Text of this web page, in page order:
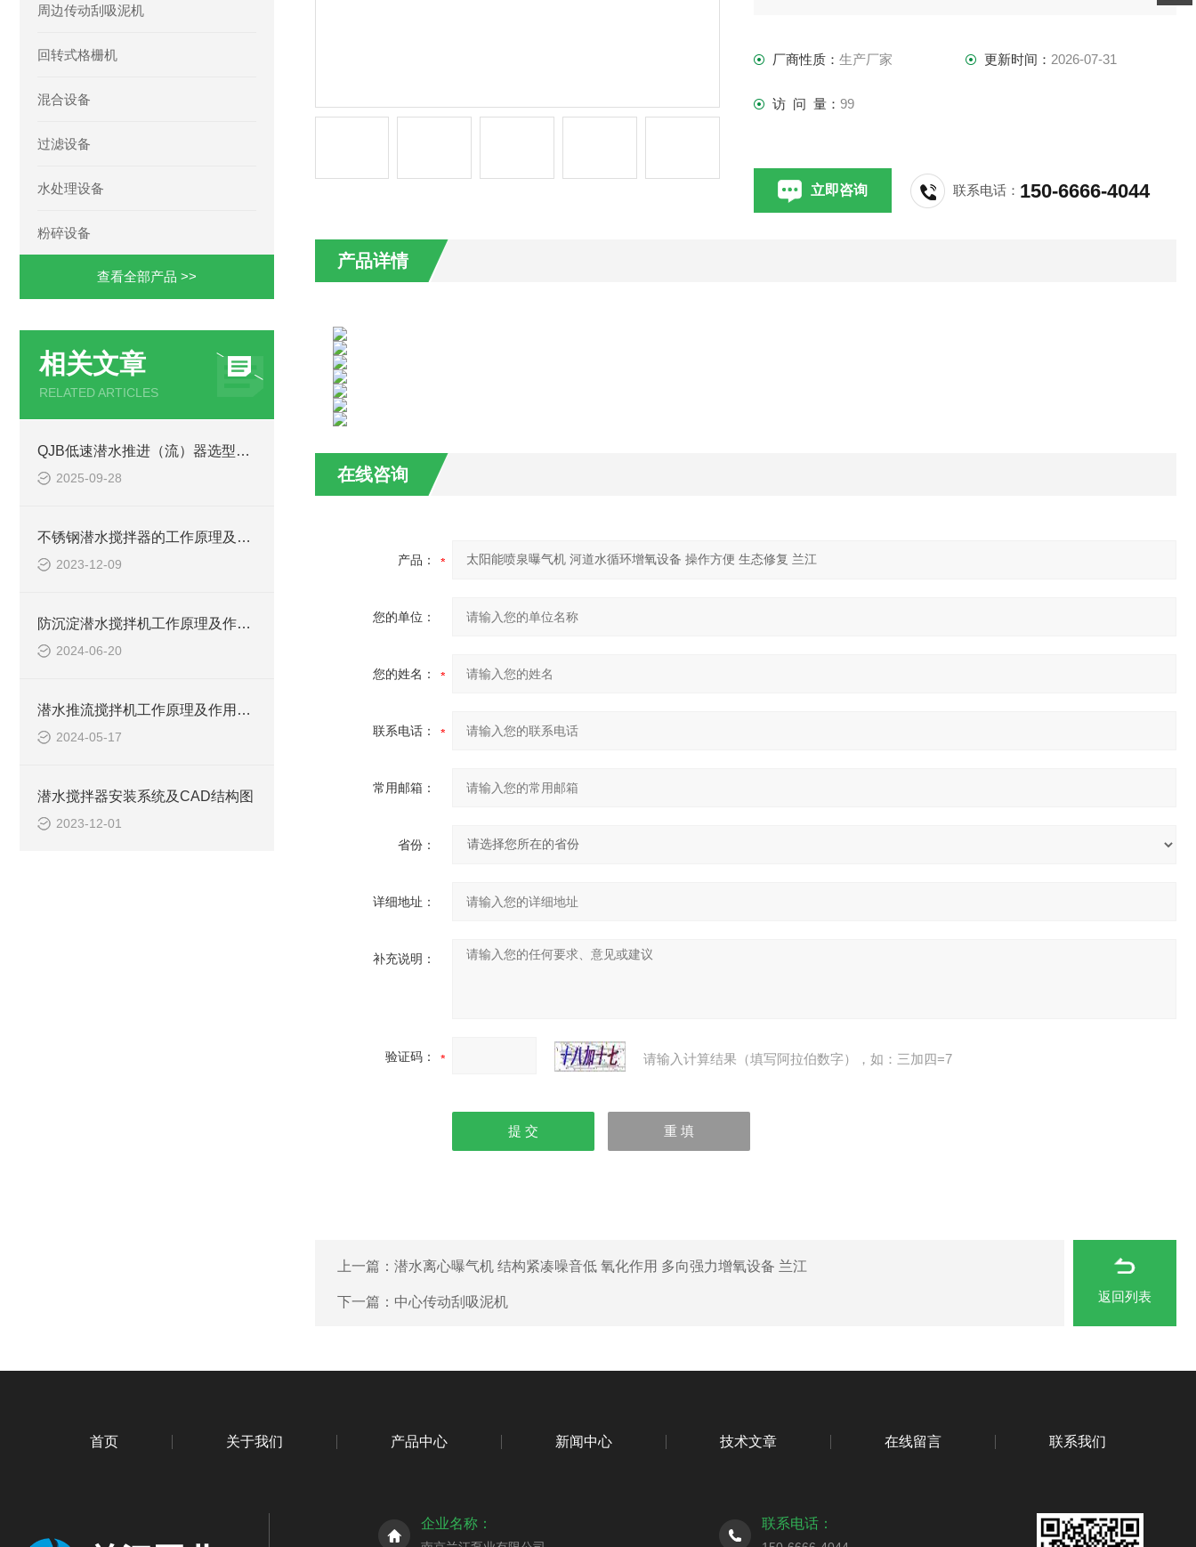
周边传动刮吸泥机
回转式格栅机
混合设备
过滤设备
水处理设备
粉碎设备
查看全部产品 >>
相关文章
RELATED ARTICLES
QJB低速潜水推进（流）器选型关键考量因素
2025-09-28
不锈钢潜水搅拌器的工作原理及作用特点、结构图
2023-12-09
防沉淀潜水搅拌机工作原理及作用特点、安装图、CAD结构图
2024-06-20
潜水推流搅拌机工作原理及作用特点、安装图、CAD结构图
2024-05-17
潜水搅拌器安装系统及CAD结构图
2023-12-01
厂商性质：生产厂家 更新时间： 2026-07-31
访 问 量：99
立即咨询 联系电话： 150-6666-4044
产品详情
在线咨询
产品：
您的单位：
您的姓名：
联系电话：
常用邮箱：
省份：
详细地址：
补充说明：
验证码： 请输入计算结果（填写阿拉伯数字），如：三加四=7
上一篇： 潜水离心曝气机 结构紧凑噪音低 氧化作用 多向强力增氧设备 兰江
下一篇： 中心传动刮吸泥机 返回列表
首页 关于我们 产品中心 新闻中心 技术文章 在线留言 联系我们
企业名称： 联系电话：